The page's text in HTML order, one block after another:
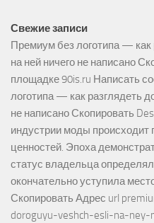
Свежие записи
Премиум без логотипа — как
на ней ничего не написано
площадке 90is.ru Написать
логотипа — как разглядеть
не написано Скопировать
индустрии моды происходит
ценностей. Эпоха
статус владельца
окончательно уступила
Скопировать Адрес url
doroguyu-veshch-esli-na-ney-